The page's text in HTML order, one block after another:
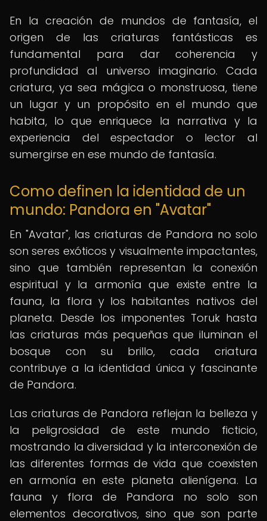
En la creación de mundos de fantasía, el
origen de las criaturas fantásticas es
fundamental para dar coherencia y
profundidad al universo imaginario. Cada
criatura, ya sea mágica o monstruosa, tiene
un lugar y un propósito en el mundo que
habita, lo que enriquece la narrativa y la
experiencia del espectador o lector al
sumergirse en ese mundo de fantasía.
Como definen la identidad de un
mundo: Pandora en "Avatar"
En "Avatar", las criaturas de Pandora no solo
son seres exóticos y visualmente impactantes,
sino que también representan la conexión
espiritual y la armonía que existe entre la
fauna, la flora y los habitantes nativos del
planeta. Desde los imponentes Toruk hasta
las criaturas más pequeñas que iluminan el
bosque con su brillo, cada criatura
contribuye a la identidad única y fascinante
de Pandora.
Las criaturas de Pandora reflejan la belleza y
la peligrosidad de este mundo ficticio,
mostrando la diversidad y la interconexión de
las diferentes formas de vida que coexisten
en armonía en este planeta alienígena. La
fauna y flora de Pandora no solo son
elementos decorativos, sino que son parte